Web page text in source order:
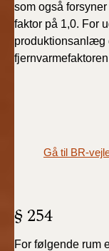
som også
faktor på 1,0. For
produktionsanlæg
Gå til BR-
§ 254
For følgende rum